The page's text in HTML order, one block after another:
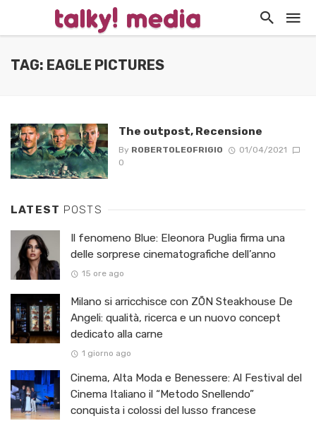
TAG: EAGLE PICTURES
The outpost, Recensione
By ROBERTOLEOFRIGIO
01/04/2021
0
LATEST POSTS
Il fenomeno Blue: Eleonora Puglia firma una
delle sorprese cinematografiche dell’anno
15 ore ago
Milano si arricchisce con ZŌN Steakhouse De
Angeli: qualità, ricerca e un nuovo concept
dedicato alla carne
1 giorno ago
Cinema, Alta Moda e Benessere: Al Festival del
Cinema Italiano il “Metodo Snellendo”
conquista i colossi del lusso francese